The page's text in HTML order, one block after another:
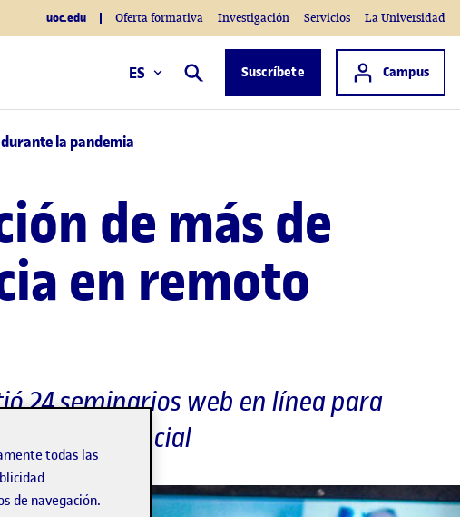
Buscar Suscríbete Acceso a
Campus
ES
uoc.edu Oferta formativa Investigación Servicios La Universidad
la pandemia
de más de
en remoto
24 seminarios web en línea para
no presencial
todas las
de navegación.